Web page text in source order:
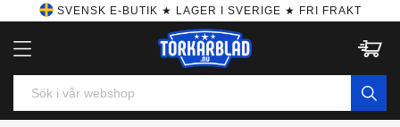
SVENSK E-BUTIK ★ LAGER I SVERIGE ★ FRI FRAKT